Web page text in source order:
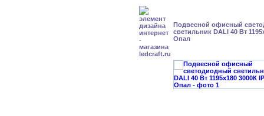
Подвесной офисный
светильник DALI 40 Вт
Опал